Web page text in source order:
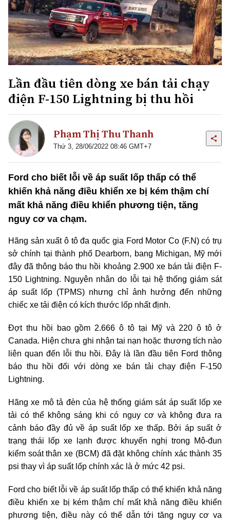
Lần đầu tiên dòng xe bán tải chạy
điện F-150 Lightning bị thu hồi
Phạm Thị Thu Thanh
Thứ 3, 28/06/2022 08:46 GMT+7
Ford cho biết lỗi về áp suất lốp thấp có thể
khiến khả năng điều khiển xe bị kém thậm chí
mất khả năng điều khiển phương tiện, tăng
nguy cơ va chạm.
Hãng sản xuất ô tô đa quốc gia Ford Motor Co (F.N) có trụ
sở chính tại thành phố Dearborn, bang Michigan, Mỹ mới
đây đã thông báo thu hồi khoảng 2.900 xe bán tải điện F-
150 Lightning. Nguyên nhân do lỗi tại hệ thống giám sát
áp suất lốp (TPMS) nhưng chỉ ảnh hưởng đến những
chiếc xe tải điện có kích thước lốp nhất định.
Đợt thu hồi bao gồm 2.666 ô tô tại Mỹ và 220 ô tô ở
Canada. Hiện chưa ghi nhận tai nạn hoặc thương tích nào
liên quan đến lỗi thu hồi. Đây là lần đầu tiên Ford thông
báo thu hồi đối với dòng xe bán tải chạy điện F-150
Lightning.
Hãng xe mô tả đèn của hệ thống giám sát áp suất lốp xe
tải có thể không sáng khi có nguy cơ và không đưa ra
cảnh báo đầy đủ về áp suất lốp xe thấp. Bởi áp suất ở
trạng thái lốp xe lạnh được khuyến nghị trong Mô-đun
kiểm soát thân xe (BCM) đãđặt không chính xác thành 35
psi thay vì áp suất lốp chính xác là ở mức 42 psi.
Ford cho biết lỗi về áp suất lốp thấp có thể khiến khả năng
điều khiển xe bị kém thậm chí mất khả năng điều khiển
phương tiện, điều này có thể dẫn tới tăng nguy cơ va